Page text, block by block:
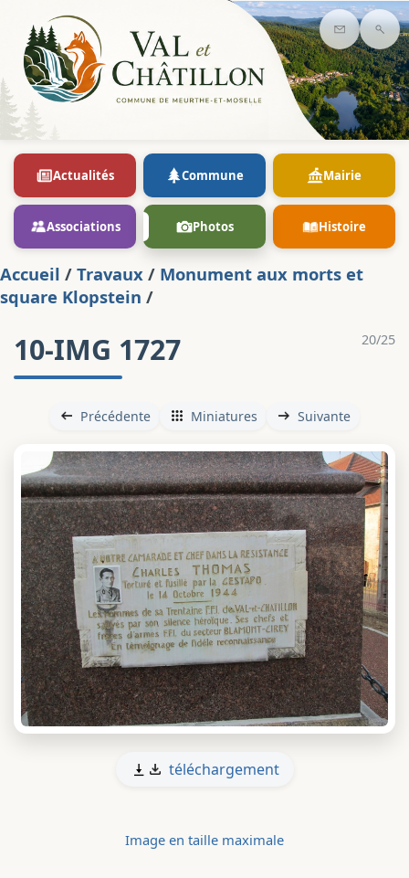
Contact
Actualités Commune Mairie
Associations Photos Histoire
Accueil / Travaux / Monument aux morts et
square Klopstein /
20/25
10-IMG 1727
Précédente Miniatures Suivante
téléchargement
Image en taille maximale